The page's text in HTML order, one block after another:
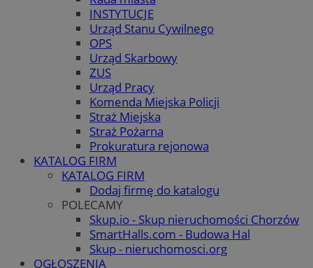
INSTYTUCJE
Urząd Stanu Cywilnego
OPS
Urząd Skarbowy
ZUS
Urząd Pracy
Komenda Miejska Policji
Straż Miejska
Straż Pożarna
Prokuratura rejonowa
KATALOG FIRM
KATALOG FIRM
Dodaj firmę do katalogu
POLECAMY
Skup.io - Skup nieruchomości Chorzów
SmartHalls.com - Budowa Hal
Skup - nieruchomosci.org
OGŁOSZENIA